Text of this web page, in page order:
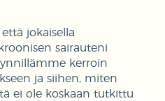
jokaisella
sairauteni
kerroin
ja siihen, miten
ei ole koskaan tutkittu